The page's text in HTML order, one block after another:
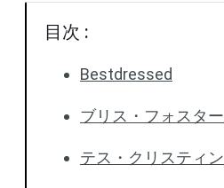
目次 :
Bestdressed
ブリス・フォスター
テス・クリスティン